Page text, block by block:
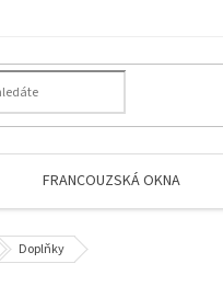
FRANCOUZSKÁ OKNA
Doplňky